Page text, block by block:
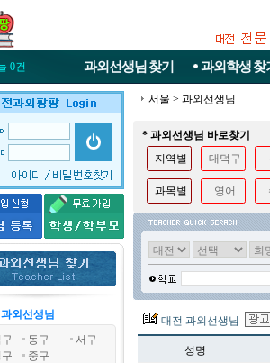
0건 과외선생님 찾기 과외학생찾
외선생님
동구
서구
중구
서울 > 과외선생님
* 과외선생님 바로찾기
지역별
대덕구
과목별 영어
대전 과외선생님
성명